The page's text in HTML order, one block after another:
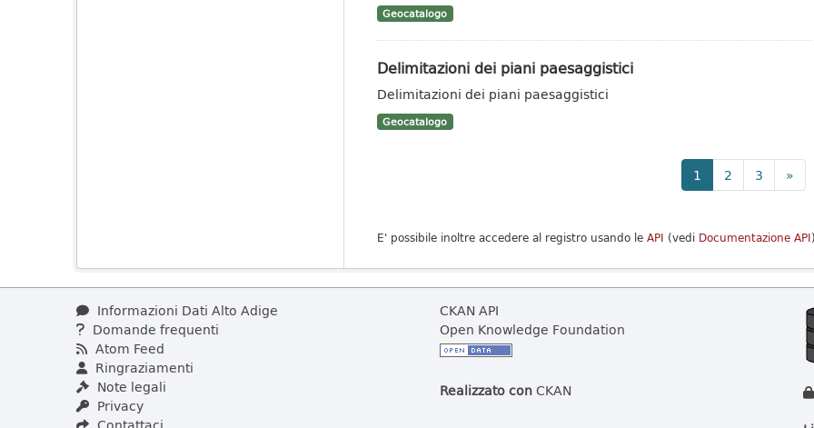
Geocatalogo
Delimitazioni dei piani paesaggistici
Delimitazioni dei piani paesaggistici
Geocatalogo
1 2 3 »
E' possibile inoltre accedere al registro usando le API (vedi Documentazione API
Informazioni Dati Alto Adige
Domande frequenti
Atom Feed
Ringraziamenti
Note legali
Privacy
CKAN API
Open Knowledge Foundation
Realizzato conCKAN